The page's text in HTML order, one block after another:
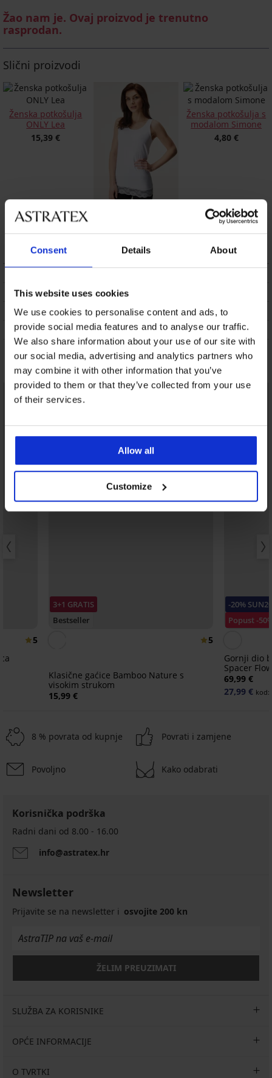
Consent Details About
This website uses cookies
We use cookies to personalise content and ads, to
provide social media features and to analyse our traffic.
We also share information about your use of our site with
our social media, advertising and analytics partners who
may combine it with other information that you’ve
provided to them or that they’ve collected from your use
of their services.
Allow all
Customize
Žao nam je. Ovaj proizvod je trenutno
rasprodan.
Slični proizvodi
Ženska potkošulja
ONLY Lea
15,39 €
Ženska potkošulja s
modalom Simone
4,80 €
DOSTAVA I PLAĆANJE
ZAMJENA
ODRŽAVANJE I PRANJE
Možda će vam se svidjeti
5
3+1 GRATIS
Bestseller
5
Klasične gaćice Bamboo Nature s
visokim strukom
15,99 €
-20%
Popust -
Gornji dio
Spacer
69,99 €
27,99 € kod:
8 % povrata od kupnje Povrati i zamjene
Povoljno Kako odabrati
Korisnička podrška
Radni dani od 8.00 - 16.00
info@astratex.hr
Newsletter
Prijavite se na newsletter i osvojite 200 kn
ŽELIM PREUZIMATI
SLUŽBA ZA KORISNIKE
OPĆE INFORMACIJE
O TVRTKI